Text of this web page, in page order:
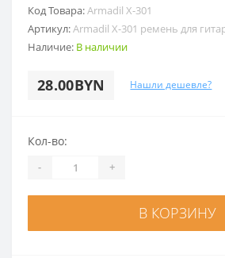
Код Товара:Armadil X-301
Артикул:Armadil X-301 ремень для
Наличие: В наличии
28.00BYN Нашли дешевле?
Кол-во:
- +
В КОРЗИНУ